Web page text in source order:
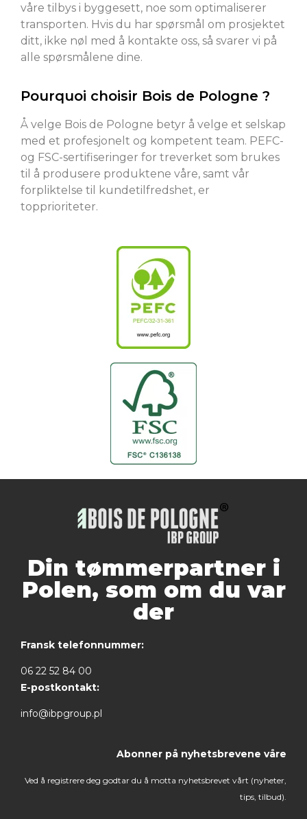
våre tilbys i byggesett, noe som optimaliserer
transporten. Hvis du har spørsmål om prosjektet
ditt, ikke nøl med å kontakte oss, så svarer vi på
alle spørsmålene dine.
Pourquoi choisir Bois de Pologne ?
Å velge Bois de Pologne betyr å velge et selskap
med et profesjonelt og kompetent team. PEFC-
og FSC-sertifiseringer for treverket som brukes
til å produsere produktene våre, samt vår
forpliktelse til kundetilfredshet, er
topprioriteter.
Din tømmerpartner i
Polen, som om du var
der
Fransk telefonnummer:
06 22 52 84 00
E-postkontakt:
info@ibpgroup.pl
Abonner på nyhetsbrevene våre
Ved å registrere deg godtar du å motta nyhetsbrevet vårt (nyheter,
tips, tilbud).